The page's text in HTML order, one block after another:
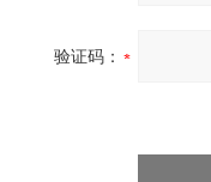
验证码：